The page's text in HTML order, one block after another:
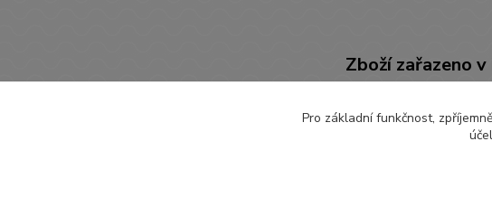
Zboží zařazeno
Pro základní funkčnost,